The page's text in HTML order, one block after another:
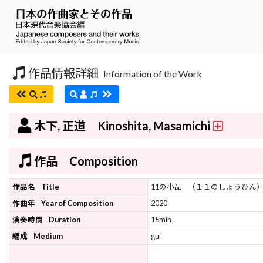
作品情報詳細 Information of the Work
木下, 正道 Kinoshita, Masamichi
作品 Composition
作品名 Title 11の小品 （１１のしょうひん）
作曲年
Year of Composition
2020
演奏時間
Duration
15min
編成
Medium gui